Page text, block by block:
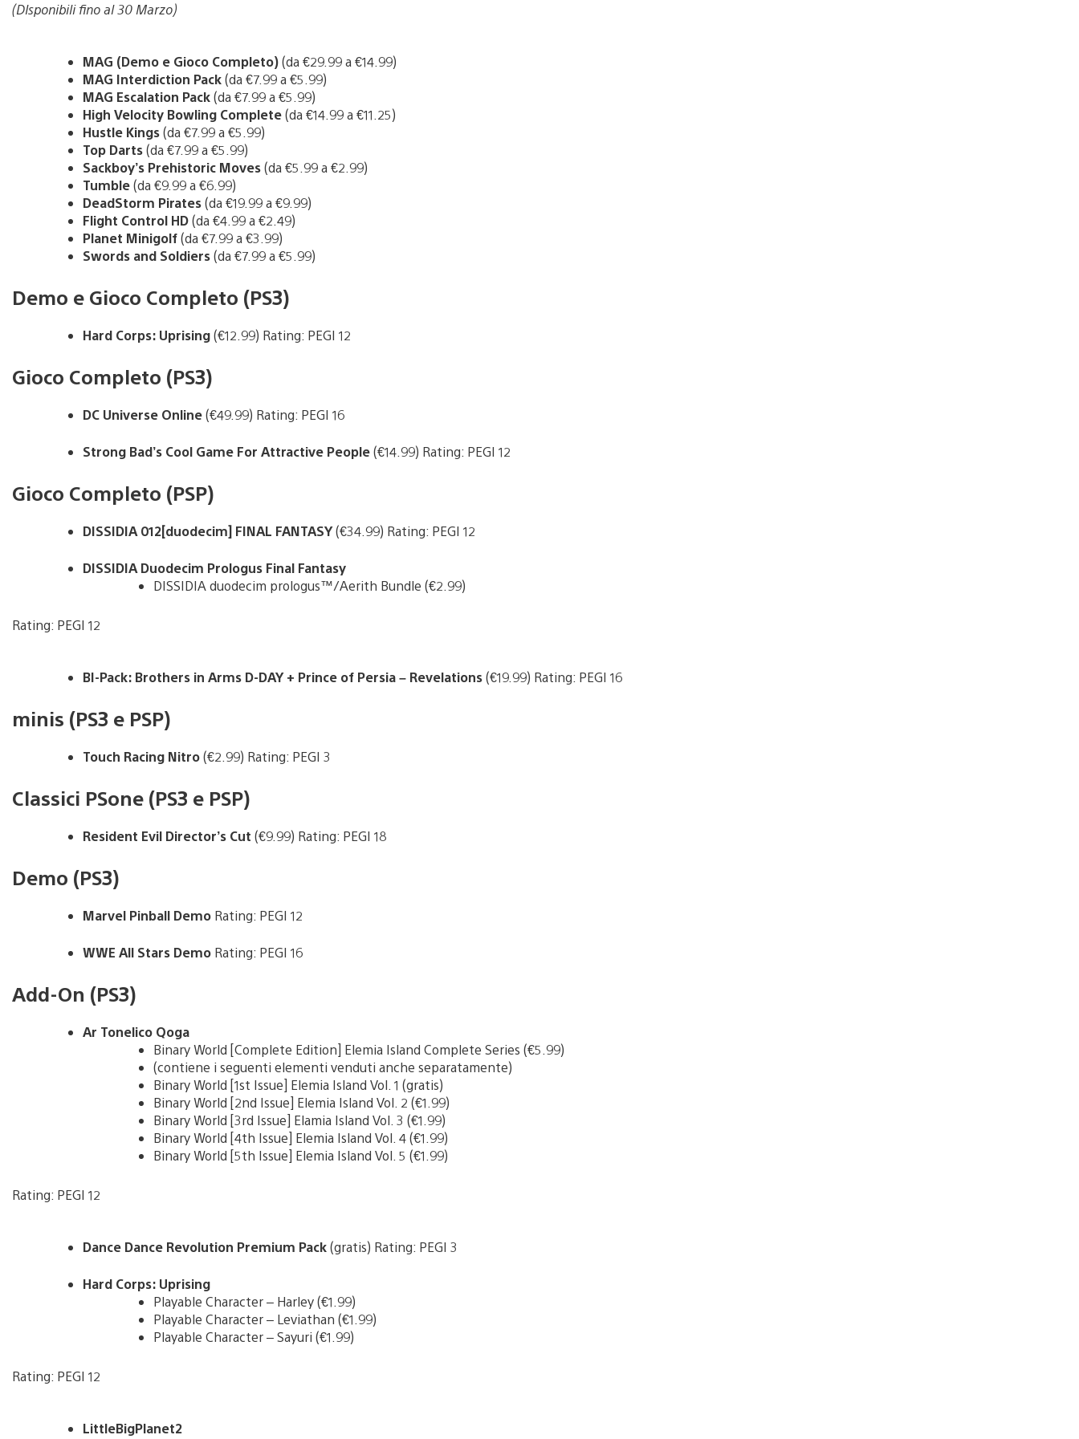
(DIsponibili fino al 30 Marzo)
MAG (Demo e Gioco Completo)(da €29.99 a €14.99)
MAG Interdiction Pack(da €7.99 a €5.99)
MAG Escalation Pack(da €7.99 a €5.99)
High Velocity Bowling Complete(da €14.99 a €11.25)
Hustle Kings(da €7.99 a €5.99)
Top Darts(da €7.99 a €5.99)
Sackboy’s Prehistoric Moves(da €5.99 a €2.99)
Tumble(da €9.99 a €6.99)
DeadStorm Pirates(da €19.99 a €9.99)
Flight Control HD(da €4.99 a €2.49)
Planet Minigolf(da €7.99 a €3.99)
Swords and Soldiers(da €7.99 a €5.99)
Demo e Gioco Completo (PS3)
Hard Corps: Uprising(€12.99) Rating: PEGI 12
Gioco Completo (PS3)
DC Universe Online(€49.99) Rating: PEGI 16
Strong Bad’s Cool Game For Attractive People(€14.99) Rating: PEGI 12
Gioco Completo (PSP)
DISSIDIA 012[duodecim] FINAL FANTASY(€34.99) Rating: PEGI 12
DISSIDIA Duodecim Prologus Final Fantasy
DISSIDIA duodecim prologus™/Aerith Bundle (€2.99)
Rating: PEGI 12
BI-Pack: Brothers in Arms D-DAY + Prince of Persia – Revelations(€19.99) Rating: PEGI 16
minis (PS3 e PSP)
Touch Racing Nitro(€2.99) Rating: PEGI 3
Classici PSone (PS3 e PSP)
Resident Evil Director’s Cut (€9.99) Rating: PEGI 18
Demo (PS3)
Marvel Pinball Demo Rating: PEGI 12
WWE All Stars Demo Rating: PEGI 16
Add-On (PS3)
Ar Tonelico Qoga
Binary World [Complete Edition] Elemia Island Complete Series (€5.99)
(contiene i seguenti elementi venduti anche separatamente)
Binary World [1st Issue] Elemia Island Vol. 1 (gratis)
Binary World [2nd Issue] Elemia Island Vol. 2 (€1.99)
Binary World [3rd Issue] Elamia Island Vol. 3 (€1.99)
Binary World [4th Issue] Elemia Island Vol. 4 (€1.99)
Binary World [5th Issue] Elemia Island Vol. 5 (€1.99)
Rating: PEGI 12
Dance Dance Revolution Premium Pack(gratis) Rating: PEGI 3
Hard Corps: Uprising
Playable Character – Harley (€1.99)
Playable Character – Leviathan (€1.99)
Playable Character – Sayuri (€1.99)
Rating: PEGI 12
LittleBigPlanet2